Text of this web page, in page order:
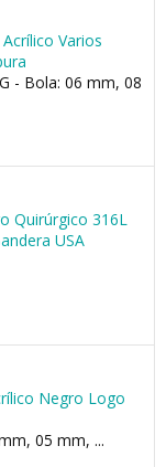
Varios
- Bola: 06 mm, 08
Quirúrgico 316L
USA
Negro Logo
05 mm, ...